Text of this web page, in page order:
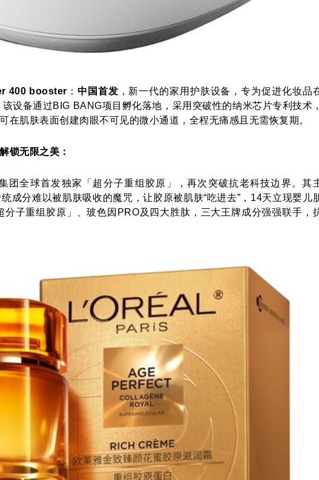
400 booster ： 中国首发 ，新一代的家用护肤设备，专为促进化妆品
设备通过BIG BANG项目孵化落地，采用突破性的纳米芯片专利技术，
在肌肤表面创建肉眼不可见的微小通道，全程无痛感且无需恢复期。
锁无限之美：
团全球首发独家「超分子重组胶原」，再次突破抗老科技边界。其
成分难以被肌肤吸收的魔咒，让胶原被肌肤“吃进去”，14天立现婴儿
子重组胶原」、玻色因PRO及四大胜肽，三大王牌成分强强联手，